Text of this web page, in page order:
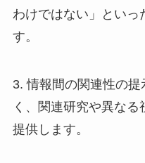
わけではない」といっ
す。
3. 情報間の関連性の
く、関連研究や異な
提供します。